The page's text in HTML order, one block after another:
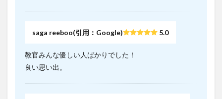
saga reeboo(引用：Google) 5.0
教官みんな優しい人ばかりでした！
良い思い出。